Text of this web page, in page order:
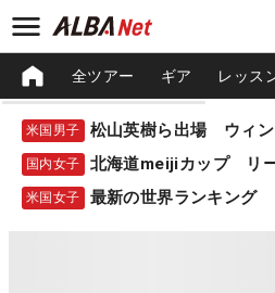
全ツアー ギア レッス
米国男子
国内女子 北海道meijiカップ リ
米国女子 最新の世界ランキング